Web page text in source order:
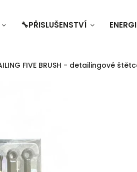
🔧PŘISLUŠENSTVÍ
FIVE BRUSH - detailingové